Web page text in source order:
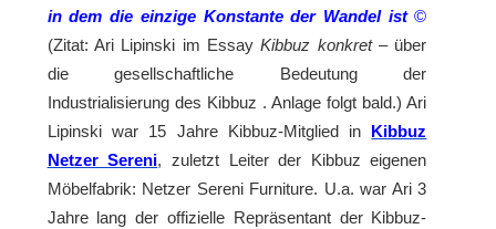
in dem die einzige Konstante der Wandel ist©
(Zitat: Ari Lipinski im EssayKibbuz konkret– über
die gesellschaftliche Bedeutung der
Industrialisierung des Kibbuz . Anlage folgt bald.) Ari
Lipinski war 15 Jahre Kibbuz-Mitglied in
Kibbuz
Netzer Sereni, zuletzt Leiter der Kibbuz eigenen
Möbelfabrik: Netzer Sereni Furniture. U.a. war Ari 3
Jahre lang der offizielle Repräsentant der Kibbuz-